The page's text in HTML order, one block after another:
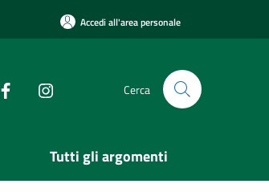
Accedi all'area personale
Cerca
Tutti gli argomenti